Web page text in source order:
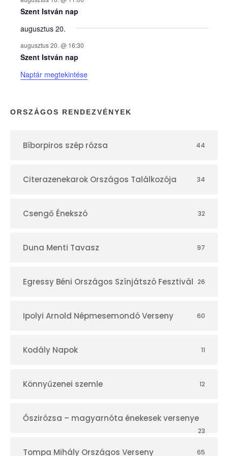
e
k
n
a
p
r
Szent István nap
augusztus 20.
augusztus 20. @ 16:30
Szent István nap
Naptár megtekintése
ORSZÁGOS RENDEZVÉNYEK
Bíborpiros szép rózsa 44
Citerazenekarok Országos Találkozója 34
Csengő Énekszó 32
Duna Menti Tavasz 97
Egressy Béni Országos Színjátszó Fesztivál 26
Ipolyi Arnold Népmesemondó Verseny 60
Kodály Napok 11
Könnyűzenei szemle 12
Őszirózsa – magyarnóta énekesek versenye
23
Tompa Mihály Országos Verseny 65